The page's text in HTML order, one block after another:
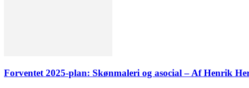
Forventet 2025-plan: Skønmaleri og asocial – Af Henrik